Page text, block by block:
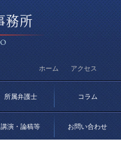
ホーム アクセス
所属弁護士 コラム
講演・論稿等 お問い合わせ